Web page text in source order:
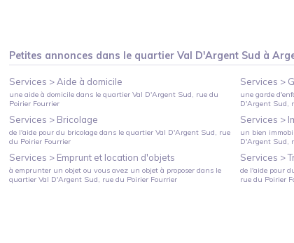
Petites annonces dans le quartierVal D'Argent Sud à
Services >Aide à domicile
une aide à domicile dans le quartierVal D'Argent Sud, rue du
Poirier Fourrier
Services > Bricolage
de l'aide pour du bricolage dans le quartierVal D'Argent Sud, rue
du Poirier Fourrier
Services > Emprunt et location d'objets
à emprunter un objet ou vous avez un objet à proposer dans le
quartierVal D'Argent Sud, rue du Poirier Fourrier
Services >
une garde
D'Argent Sud,
Services >
un bien
D'Argent Sud,
Services >
de l'aide pour
rue du Poirier